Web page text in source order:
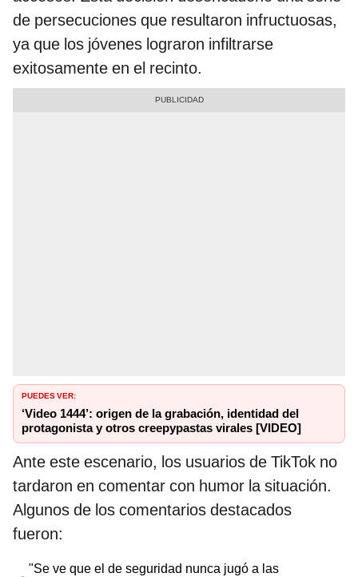
de persecuciones que resultaron infructuosas,
ya que los jóvenes lograron infiltrarse
exitosamente en el recinto.
PUEDES VER:
‘Video 1444’: origen de la grabación, identidad del
protagonista y otros creepypastas virales [VIDEO]
Ante este escenario, los usuarios de TikTok no
tardaron en comentar con humor la situación.
Algunos de los comentarios destacados
fueron:
"Se ve que el de seguridad nunca jugó a las